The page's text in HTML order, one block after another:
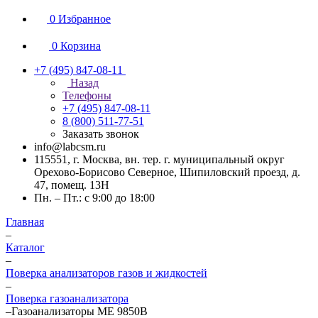
0 Избранное
0 Корзина
+7 (495) 847-08-11
Назад
Телефоны
+7 (495) 847-08-11
8 (800) 511-77-51
Заказать звонок
info@labcsm.ru
115551, г. Москва, вн. тер. г. муниципальный округ
Орехово-Борисово Северное, Шипиловский проезд, д.
47, помещ. 13Н
Пн. – Пт.: с 9:00 до 18:00
Главная
–
Каталог
–
Поверка анализаторов газов и жидкостей
–
Поверка газоанализатора
–Газоанализаторы ME 9850B